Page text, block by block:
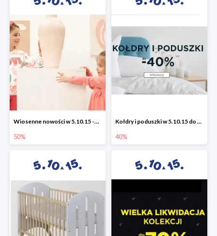
Wiosenne nowości w 5.10.15 -50%
50%
Kołdry i poduszki w 5.10.15 do -40%
40%